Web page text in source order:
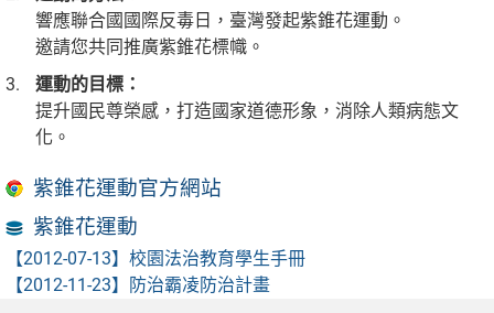
響應聯合國國際反毒日，臺灣發起紫錐花運動。
邀請您共同推廣紫錐花標幟。
運動的目標：
提升國民尊榮感，打造國家道德形象，消除人類病態文
化。
紫錐花運動官方網站
紫錐花運動
【2012-07-13】 校園法治教育學生手冊
【2012-11-23】
防治霸凌防治計畫